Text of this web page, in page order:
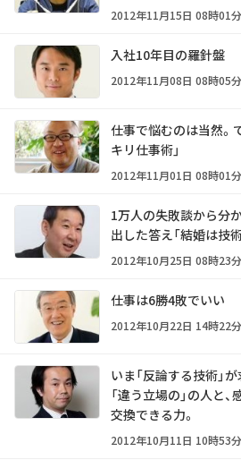
2012年11月15日 08時01分
入社10年目の羅針盤
2012年11月08日 08時05分
仕事で悩むのは当然。
キリ仕事術」
2012年11月01日 08時01分
1万人の失敗談から分
出した答え「結婚は技
2012年10月25日 08時23分
仕事は6勝4敗でいい
2012年10月22日 14時22分
いま「反論する技術」
「違う立場の」の人と
交換できる力。
2012年10月11日 10時53分